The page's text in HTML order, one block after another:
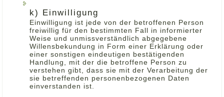
k) Einwilligung
Einwilligung ist jede von der betroffenen Person
freiwillig für den bestimmten Fall in informierter
Weise und unmissverständlich abgegebene
Willensbekundung in Form einer Erklärung oder
einer sonstigen eindeutigen bestätigenden
Handlung, mit der die betroffene Person zu
verstehen gibt, dass sie mit der Verarbeitung der
sie betreffenden personenbezogenen Daten
einverstanden ist.